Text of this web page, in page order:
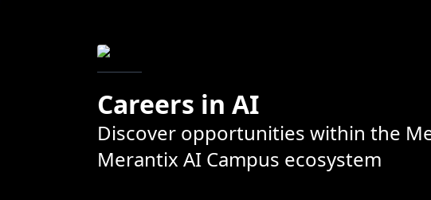
Careers in AI
Discover opportunities within the
Merantix AI Campus ecosystem